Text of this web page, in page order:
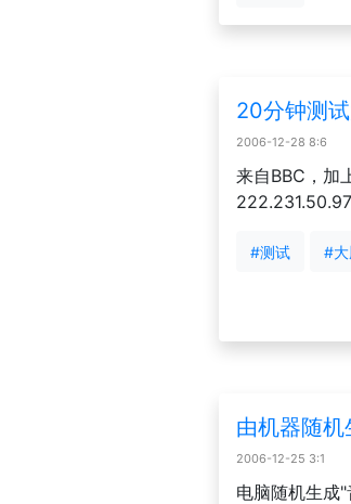
20分钟测
2006-12-28 8:6
来自BBC，加
#测试 #大
由机器随机
2006-12-25 3:1
电脑随机生成